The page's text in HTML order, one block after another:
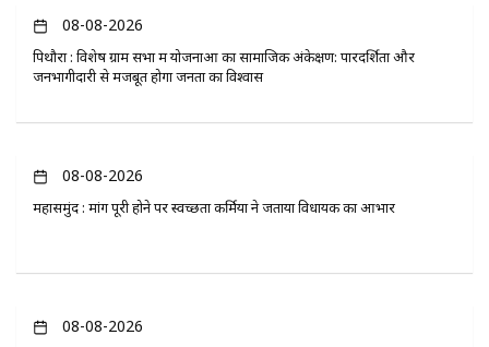
08-08-2026
पिथौरा : विशेष ग्राम सभा में योजनाओं का सामाजिक अंकेक्षण: पारदर्शिता और
जनभागीदारी से मजबूत होगा जनता का विश्वास
08-08-2026
महासमुंद : मांग पूरी होने पर स्वच्छता कर्मियों ने जताया विधायक का आभार
08-08-2026